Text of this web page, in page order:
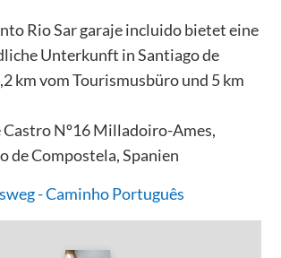
Rio Sar garaje incluido bietet eine
Unterkunft in Santiago de
km vom Tourismusbüro und 5 km
Castro Nº16 Milladoiro-Ames,
de Compostela, Spanien
- Caminho Português